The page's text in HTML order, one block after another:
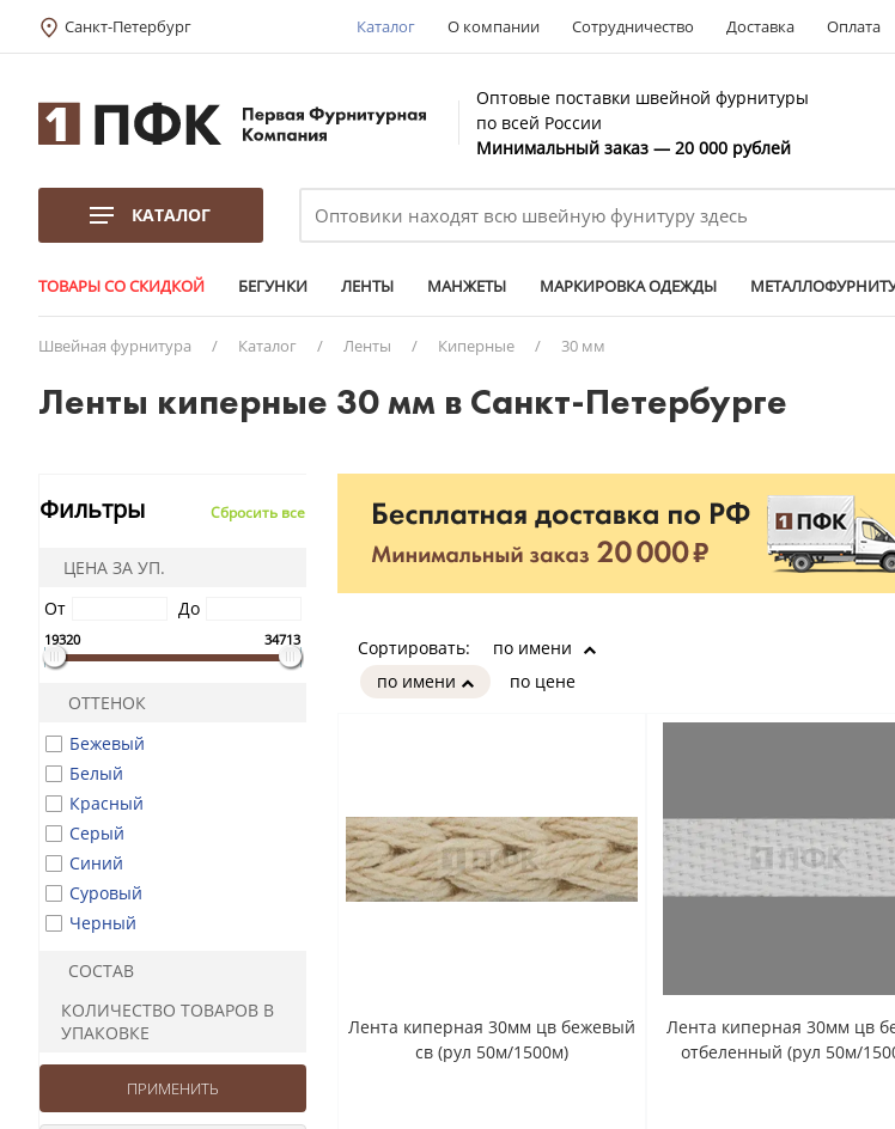
Санкт-Петербург Каталог О компании Сотрудничество Доставка Оплата
Оптовые поставки швейной фурнитуры
по всей России
Минимальный заказ — 20 000 рублей
КАТАЛОГ
ТОВАРЫ СО СКИДКОЙ БЕГУНКИ ЛЕНТЫ МАНЖЕТЫ МАРКИРОВКА ОДЕЖДЫ
Швейная фурнитура / Каталог / Ленты / Киперные / 30 мм
Ленты киперные 30 мм в Санкт-Петербурге
Фильтры Сбросить все
ЦЕНА ЗА УП.
От
До
19320 34713
ОТТЕНОК
Бежевый
Белый
Красный
Серый
Синий
Суровый
Черный
СОСТАВ
КОЛИЧЕСТВО ТОВАРОВ В
УПАКОВКЕ
Сортировать:
по имени
по цене
по имени
Лента киперная 30мм цв бежевый
св (рул 50м/1500м)
Лента киперная 30мм цв
отбеленный (рул 50м/